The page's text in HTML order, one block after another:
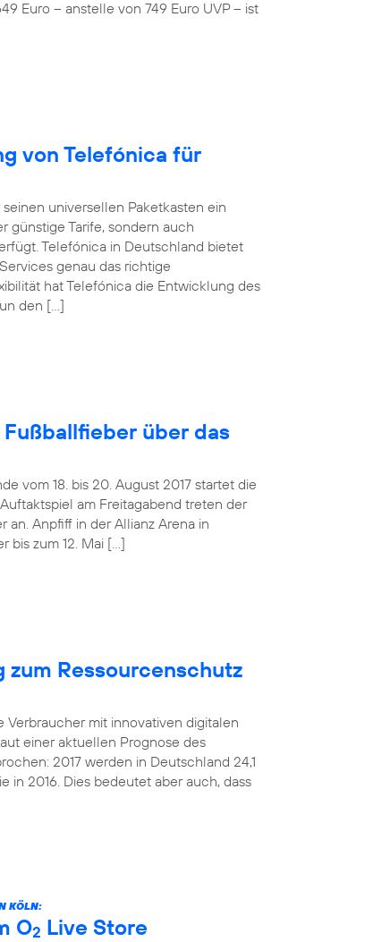
Euro – anstelle von 749 Euro UVP – ist
von Telefónica für
universellen Paketkasten ein
günstige Tarife, sondern auch
Telefónica in Deutschland bietet
genau das richtige
hat Telefónica die Entwicklung des
den […]
über das
vom 18. bis 20. August 2017 startet die
am Freitagabend treten der
Anpfiff in der Allianz Arena in
bis zum 12. Mai […]
Ressourcenschutz
Verbraucher mit innovativen digitalen
einer aktuellen Prognose des
2017 werden in Deutschland 24,1
in 2016. Dies bedeutet aber auch, dass
KÖLN:
O2 Live Store